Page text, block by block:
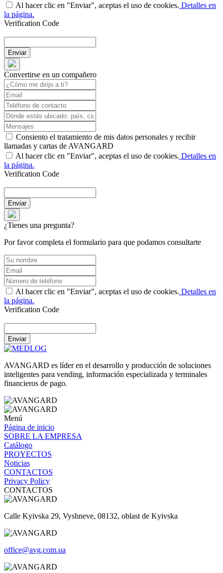
Al hacer clic en "Enviar", aceptas el uso de cookies. Detalles en
la página.
Verification Code
Enviar
Convertirse en un compañero
Consiento el tratamiento de mis datos personales y recibir
llamadas y cartas de AVANGARD
Al hacer clic en "Enviar", aceptas el uso de cookies. Detalles en
la página.
Verification Code
Enviar
¿Tienes una pregunta?
Por favor completa el formulario para que podamos consultarte
Al hacer clic en "Enviar", aceptas el uso de cookies. Detalles en
la página.
Verification Code
Enviar
AVANGARD es líder en el desarrollo y producción de soluciones
inteligentes para vending, información especializada y terminales
financieros de pago.
Menú
Página de inicio
SOBRE LA EMPRESA
Catálogo
PROYECTOS
Noticias
CONTACTOS
Privacy Policy
CONTACTOS
Calle Kyivska 29, Vyshneve, 08132, oblast de Kyivska
office@avg.com.ua